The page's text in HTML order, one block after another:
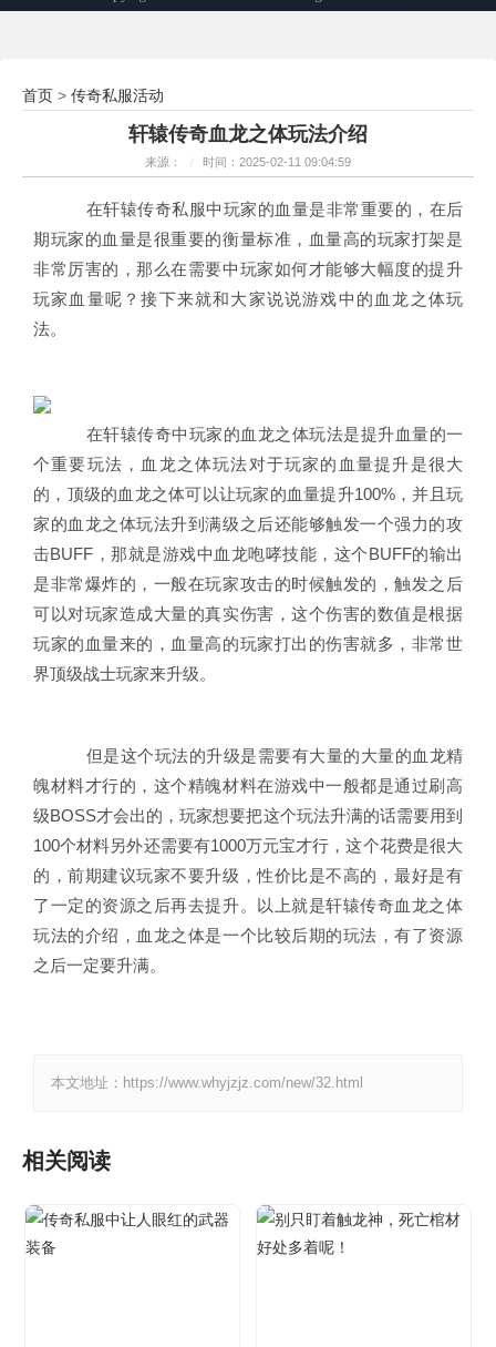
首页 > 传奇私服活动
轩辕传奇血龙之体玩法介绍
来源： / 时间：2025-02-11 09:04:59
在轩辕传奇私服中玩家的血量是非常重要的，在后
期玩家的血量是很重要的衡量标准，血量高的玩家打架是
非常厉害的，那么在需要中玩家如何才能够大幅度的提升
玩家血量呢？接下来就和大家说说游戏中的血龙之体玩
法。
在轩辕传奇中玩家的血龙之体玩法是提升血量的一
个重要玩法，血龙之体玩法对于玩家的血量提升是很大
的，顶级的血龙之体可以让玩家的血量提升100%，并且玩
家的血龙之体玩法升到满级之后还能够触发一个强力的攻
击BUFF，那就是游戏中血龙咆哮技能，这个BUFF的输出
是非常爆炸的，一般在玩家攻击的时候触发的，触发之后
可以对玩家造成大量的真实伤害，这个伤害的数值是根据
玩家的血量来的，血量高的玩家打出的伤害就多，非常世
界顶级战士玩家来升级。
但是这个玩法的升级是需要有大量的大量的血龙精
魄材料才行的，这个精魄材料在游戏中一般都是通过刷高
级BOSS才会出的，玩家想要把这个玩法升满的话需要用到
100个材料另外还需要有1000万元宝才行，这个花费是很大
的，前期建议玩家不要升级，性价比是不高的，最好是有
了一定的资源之后再去提升。以上就是轩辕传奇血龙之体
玩法的介绍，血龙之体是一个比较后期的玩法，有了资源
之后一定要升满。
本文地址：https://www.whyjzjz.com/new/32.html
相关阅读